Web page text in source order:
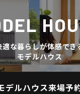
適な暮らしが体感でき
モデルハウス
デルハウス来場予